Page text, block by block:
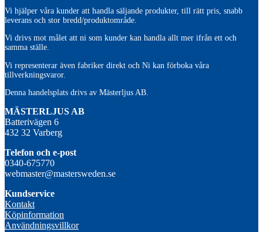
Vi hjälper våra kunder att handla säljande produkter, till rätt pris, snabb
leverans och stor bredd/produktområde.
Vi drivs mot målet att ni som kunder kan handla allt mer ifrån ett och
samma ställe.
Vi representerar även fabriker direkt och Ni kan förboka våra
tillverkningsvaror.
Denna handelsplats drivs av Mästerljus AB.
MÄSTERLJUS AB
Batterivägen 6
432 32 Varberg
Telefon och e-post
0340-675770
webmaster@mastersweden.se
Kundservice
Kontakt
Köpinformation
Användningsvillkor